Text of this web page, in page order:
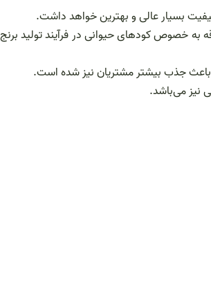
بسیار عالی و بهترین خواهد داشت.
خصوص کودهای حیوانی در فرآیند تولید برنج
باعث جذب بیشتر مشتریان نیز شده است.
نیز می‌باشد.